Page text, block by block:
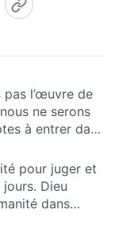
pas l’œuvre de
ne serons
à entrer dans
cela. Même
de pécher et
: « En un
La
pour juger et
Dieu
dans